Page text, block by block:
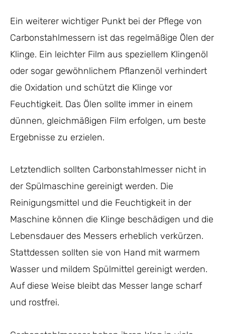
Ein weiterer wichtiger Punkt bei der Pflege von
Carbonstahlmessern ist das regelmäßige Ölen der
Klinge. Ein leichter Film aus speziellem Klingenöl
oder sogar gewöhnlichem Pflanzenöl verhindert
die Oxidation und schützt die Klinge vor
Feuchtigkeit. Das Ölen sollte immer in einem
dünnen, gleichmäßigen Film erfolgen, um beste
Ergebnisse zu erzielen.
Letztendlich sollten Carbonstahlmesser nicht in
der Spülmaschine gereinigt werden. Die
Reinigungsmittel und die Feuchtigkeit in der
Maschine können die Klinge beschädigen und die
Lebensdauer des Messers erheblich verkürzen.
Stattdessen sollten sie von Hand mit warmem
Wasser und mildem Spülmittel gereinigt werden.
Auf diese Weise bleibt das Messer lange scharf
und rostfrei.